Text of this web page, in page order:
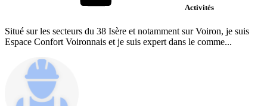
Activités
Situé sur les secteurs du 38 Isère et notamment sur Voiron, je suis
Espace Confort Voironnais et je suis expert dans le comme...